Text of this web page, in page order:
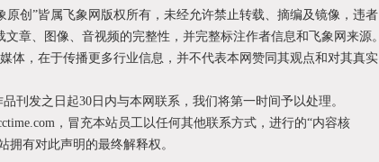
原创”皆属飞象网版权所有，未经允许禁止转载、摘编及镜像，违者
章、图像、音视频的完整性，并完整标注作者信息和飞象网来源。
体，在于传播更多行业信息，并不代表本网赞同其观点和对其真实
刊发之日起30日内与本网联系，我们将第一时间予以处理。
，冒充本站员工以任何其他联系方式，进行的“内容核
拥有对此声明的最终解释权。